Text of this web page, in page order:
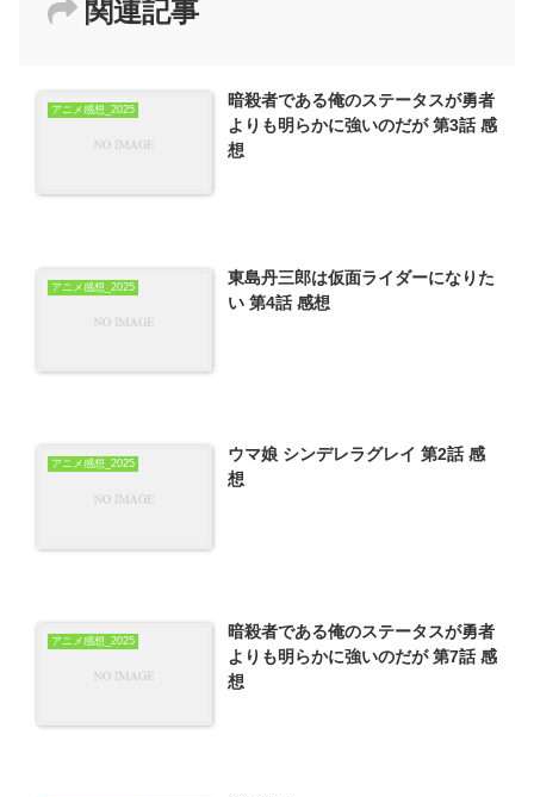
関連記事
アニメ感想_2025
暗殺者である俺のステータスが勇者
よりも明らかに強いのだが 第3話 感
想
アニメ感想_2025
東島丹三郎は仮面ライダーになりた
い 第4話 感想
アニメ感想_2025
ウマ娘 シンデレラグレイ 第2話 感
想
アニメ感想_2025
暗殺者である俺のステータスが勇者
よりも明らかに強いのだが 第7話 感
想